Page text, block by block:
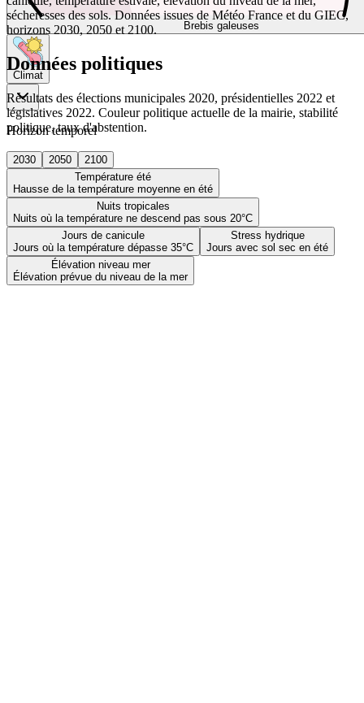
Brebis galeuses
Climat
Horizon temporel
2030 2050
2100
Température été
Hausse de la température moyenne en été
Nuits tropicales
Nuits où la température ne descend pas sous 20°C
Jours de canicule
Jours où la température dépasse 35°C
Stress hydrique
Jours avec sol sec en été
Élévation niveau mer
Élévation prévue du niveau de la mer
sécheresses des sols. Données issues de Météo France et du GIEC,
horizons 2030, 2050 et 2100.
Données politiques
Résultats des élections municipales 2020, présidentielles 2022 et
législatives 2022. Couleur politique actuelle de la mairie, stabilité
politique, taux d'abstention.